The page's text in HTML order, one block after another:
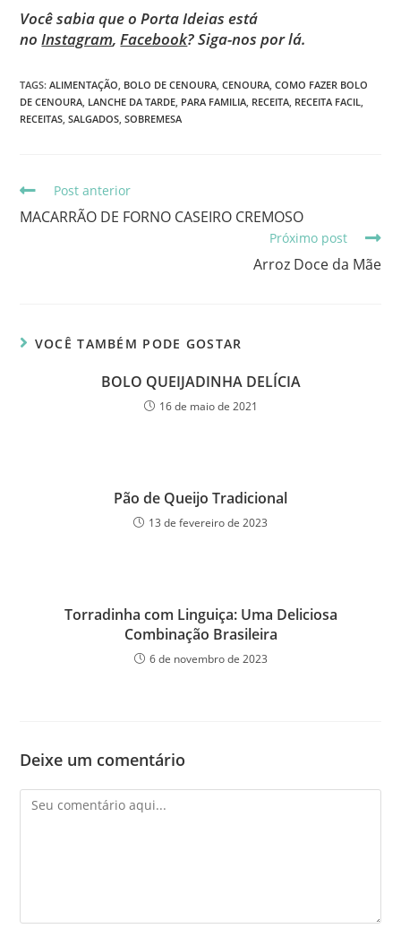
Você sabia que o Porta Ideias está
noInstagram,Facebook? Siga-nos por lá.
TAGS:ALIMENTAÇÃO, BOLO DE CENOURA, CENOURA, COMO FAZER BOLO
DE CENOURA, LANCHE DA TARDE, PARA FAMILIA, RECEITA, RECEITA FACIL,
RECEITAS, SALGADOS, SOBREMESA
Post anterior
MACARRÃO DE FORNO CASEIRO CREMOSO
Próximo post
Arroz Doce da Mãe
VOCÊ TAMBÉM PODE GOSTAR
BOLO QUEIJADINHA DELÍCIA
16 de maio de 2021
Pão de Queijo Tradicional
13 de fevereiro de 2023
Torradinha com Linguiça: Uma Deliciosa
Combinação Brasileira
6 de novembro de 2023
Deixe um comentário